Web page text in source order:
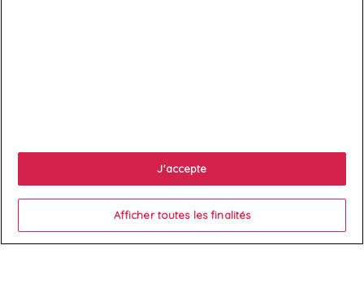
Votre compte 
J'accepte
Afficher toutes les finalités